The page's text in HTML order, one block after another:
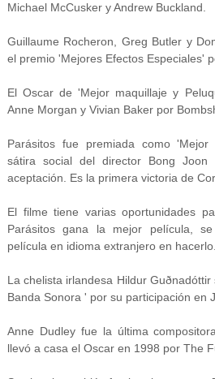
Michael McCusker y Andrew Buckland.
Guillaume Rocheron, Greg Butler y
el premio 'Mejores Efectos Especiales'
El Oscar de 'Mejor maquillaje y
Anne Morgan y Vivian Baker por
Parásitos fue premiada como 'Mejor
sátira social del director Bong
aceptación. Es la primera victoria de
El filme tiene varias oportunidades
Parásitos gana la mejor película,
película en idioma extranjero en hacerlo.
La chelista irlandesa Hildur
Banda Sonora ' por su participación en
Anne Dudley fue la última
llevó a casa el Oscar en 1998 por The